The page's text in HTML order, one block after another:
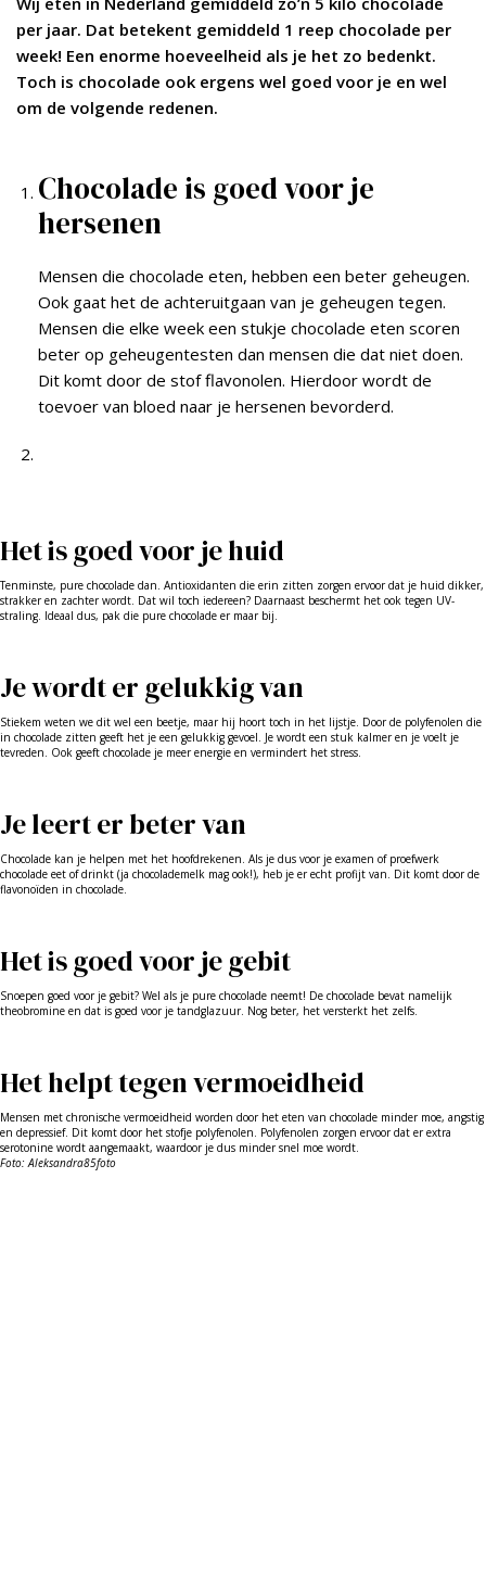
per jaar. Dat betekent gemiddeld 1 reep chocolade per
week! Een enorme hoeveelheid als je het zo bedenkt.
Toch is chocolade ook ergens wel goed voor je en wel
om de volgende redenen.
Chocolade is goed voor je
hersenen
Mensen die chocolade eten, hebben een beter geheugen.
Ook gaat het de achteruitgaan van je geheugen tegen.
Mensen die elke week een stukje chocolade eten scoren
beter op geheugentesten dan mensen die dat niet doen.
Dit komt door de stof flavonolen. Hierdoor wordt de
toevoer van bloed naar je hersenen bevorderd.
Het is goed voor je huid
Tenminste, pure chocolade dan. Antioxidanten die erin zitten zorgen ervoor dat je huid dikker,
strakker en zachter wordt. Dat wil toch iedereen? Daarnaast beschermt het ook tegen UV-
straling. Ideaal dus, pak die pure chocolade er maar bij.
Je wordt er gelukkig van
Stiekem weten we dit wel een beetje, maar hij hoort toch in het lijstje. Door de polyfenolen die
in chocolade zitten geeft het je een gelukkig gevoel. Je wordt een stuk kalmer en je voelt je
tevreden. Ook geeft chocolade je meer energie en vermindert het stress.
Je leert er beter van
Chocolade kan je helpen met het hoofdrekenen. Als je dus voor je examen of proefwerk
chocolade eet of drinkt (ja chocolademelk mag ook!), heb je er echt profijt van. Dit komt door de
flavonoïden in chocolade.
Het is goed voor je gebit
Snoepen goed voor je gebit? Wel als je pure chocolade neemt! De chocolade bevat namelijk
theobromine en dat is goed voor je tandglazuur. Nog beter, het versterkt het zelfs.
Het helpt tegen vermoeidheid
Mensen met chronische vermoeidheid worden door het eten van chocolade minder moe, angstig
en depressief. Dit komt door het stofje polyfenolen. Polyfenolen zorgen ervoor dat er extra
serotonine wordt aangemaakt, waardoor je dus minder snel moe wordt.
Foto: Aleksandra85foto